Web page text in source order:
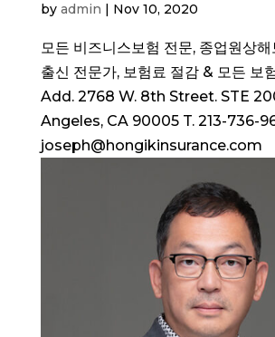
by admin Nov 10, 2020
모든 비즈니스보험 전문, 종업원상
출신 전문가, 보험료 절감 & 모든 보
Add. 2768 W. 8th Street. STE
Angeles, CA 90005 T. 213-736-
joseph@hongikinsurance.com